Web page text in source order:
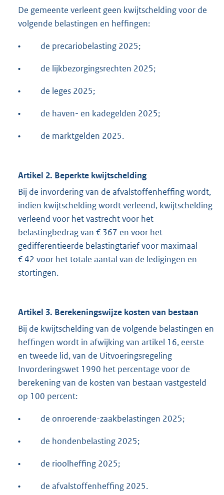
De gemeente verleent geen kwijtschelding voor de
volgende belastingen en heffingen:
• de precariobelasting 2025;
• de lijkbezorgingsrechten 2025;
• de leges 2025;
• de haven- en kadegelden 2025;
• de marktgelden 2025.
Artikel 2. Beperkte kwijtschelding
Bij de invordering van de afvalstoffenheffing wordt,
indien kwijtschelding wordt verleend, kwijtschelding
verleend voor het vastrecht voor het
belastingbedrag van € 367 en voor het
gedifferentieerde belastingtarief voor maximaal
€ 42 voor het totale aantal van de ledigingen en
stortingen.
Artikel 3. Berekeningswijze kosten van bestaan
Bij de kwijtschelding van de volgende belastingen en
heffingen wordt in afwijking van artikel 16, eerste
en tweede lid, van de Uitvoeringsregeling
Invorderingswet 1990 het percentage voor de
berekening van de kosten van bestaan vastgesteld
op 100 percent:
• de onroerende-zaakbelastingen 2025;
• de hondenbelasting 2025;
• de rioolheffing 2025;
• de afvalstoffenheffing 2025.